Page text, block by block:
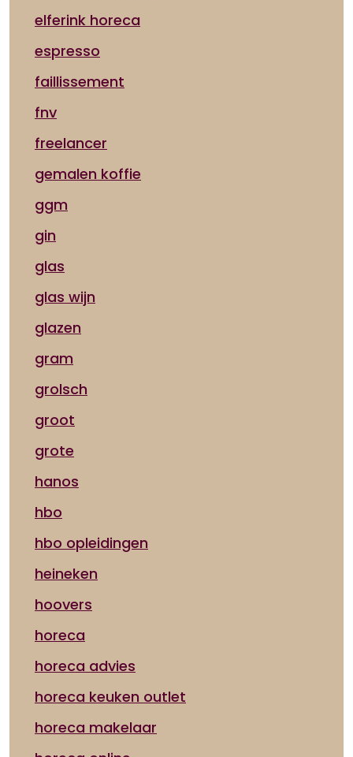
elferink horeca
espresso
faillissement
fnv
freelancer
gemalen koffie
ggm
gin
glas
glas wijn
glazen
gram
grolsch
groot
grote
hanos
hbo
hbo opleidingen
heineken
hoovers
horeca
horeca advies
horeca keuken outlet
horeca makelaar